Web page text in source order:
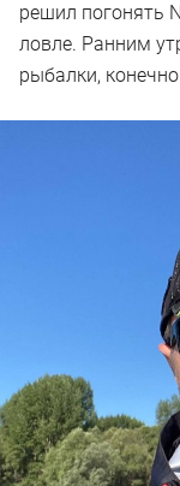
решил погонять
ловле. Ранним
рыбалки,